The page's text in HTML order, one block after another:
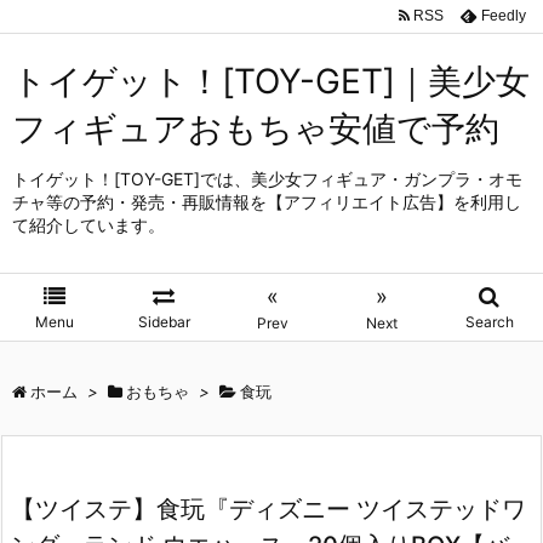
トイゲット！[TOY-GET]｜美少女
フィギュアおもちゃ安値で予約
トイゲット！[TOY-GET]では、美少女フィギュア・ガンプラ・オモ
チャ等の予約・発売・再販情報を【アフィリエイト広告】を利用し
て紹介しています。
Menu Sidebar
«
Prev
»
Next Search
RSS Feedly
ホーム > おもちゃ > 食玩
【ツイステ】食玩『ディズニー ツイステッドワ